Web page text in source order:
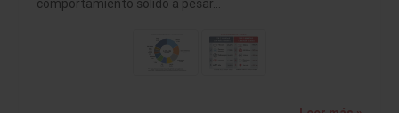
comportamiento sólido a pesar…